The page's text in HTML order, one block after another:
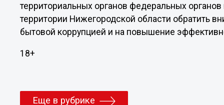
территориальных органов федеральных
территории Нижегородской области обратить
бытовой коррупцией и на повышение
18+
Еще в рубрике